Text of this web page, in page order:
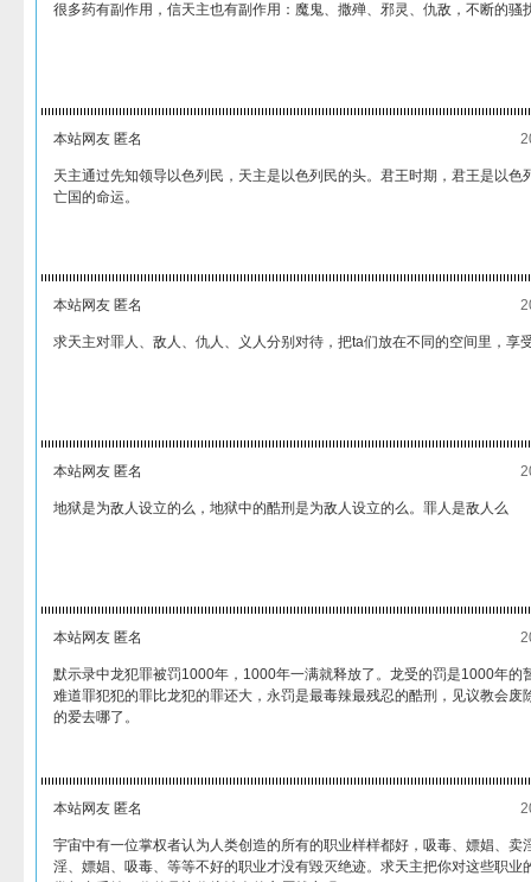
很多药有副作用，信天主也有副作用：魔鬼、撒殚、邪灵、仇敌，不断的骚
本站网友 匿名
天主通过先知领导以色列民，天主是以色列民的头。君王时期，君王是以色
亡国的命运。
本站网友 匿名
求天主对罪人、敌人、仇人、义人分别对待，把ta们放在不同的空间里，享
本站网友 匿名
地狱是为敌人设立的么，地狱中的酷刑是为敌人设立的么。罪人是敌人么
本站网友 匿名
默示录中龙犯罪被罚1000年，1000年一满就释放了。龙受的罚是1000年的
难道罪犯犯的罪比龙犯的罪还大，永罚是最毒辣最残忍的酷刑，见议教会废
的爱去哪了。
本站网友 匿名
宇宙中有一位掌权者认为人类创造的所有的职业样样都好，吸毒、嫖娼、卖
淫、嫖娼、吸毒、等等不好的职业才没有毀灭绝迹。求天主把你对这些职业